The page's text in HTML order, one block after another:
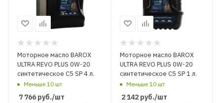
Моторное масло BAROX
ULTRA REVO PLUS 0W-20
синтетическое C5 SP 4 л.
Меньше 10 шт
7 766 руб./шт
Моторное масло BAROX
ULTRA REVO PLUS 0W-20
синтетическое C5 SP 1 л.
Меньше 10 шт
2 142руб./шт